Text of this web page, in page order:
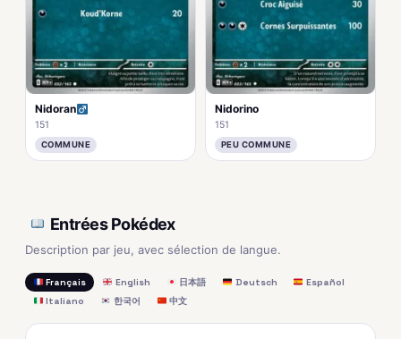
Nidoran
151
COMMUNE
Nidorino
151
PEU COMMUNE
Entrées Pokédex
Description par jeu, avec sélection de langue.
Français English 日本語 Deutsch
Español
Italiano
한국어 中文